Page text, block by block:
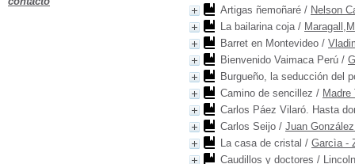
Artigas ñemoñaré / Nelson
La bailarina coja/
Barret en Montevideo /
Bienvenido Vaimaca Perú /
Burgueño, la seducción del
Camino de sencillez / Madre
Carlos Páez Vilaró. Hasta
Carlos Seijo / Juan
La casa de cristal / Garcìa -
Caudillos y doctores /